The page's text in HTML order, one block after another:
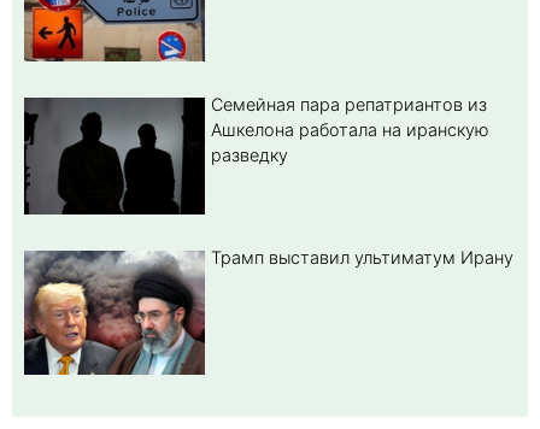
Семейная пара репатриантов из
Ашкелона работала на иранскую
разведку
Трамп выставил ультиматум Ирану